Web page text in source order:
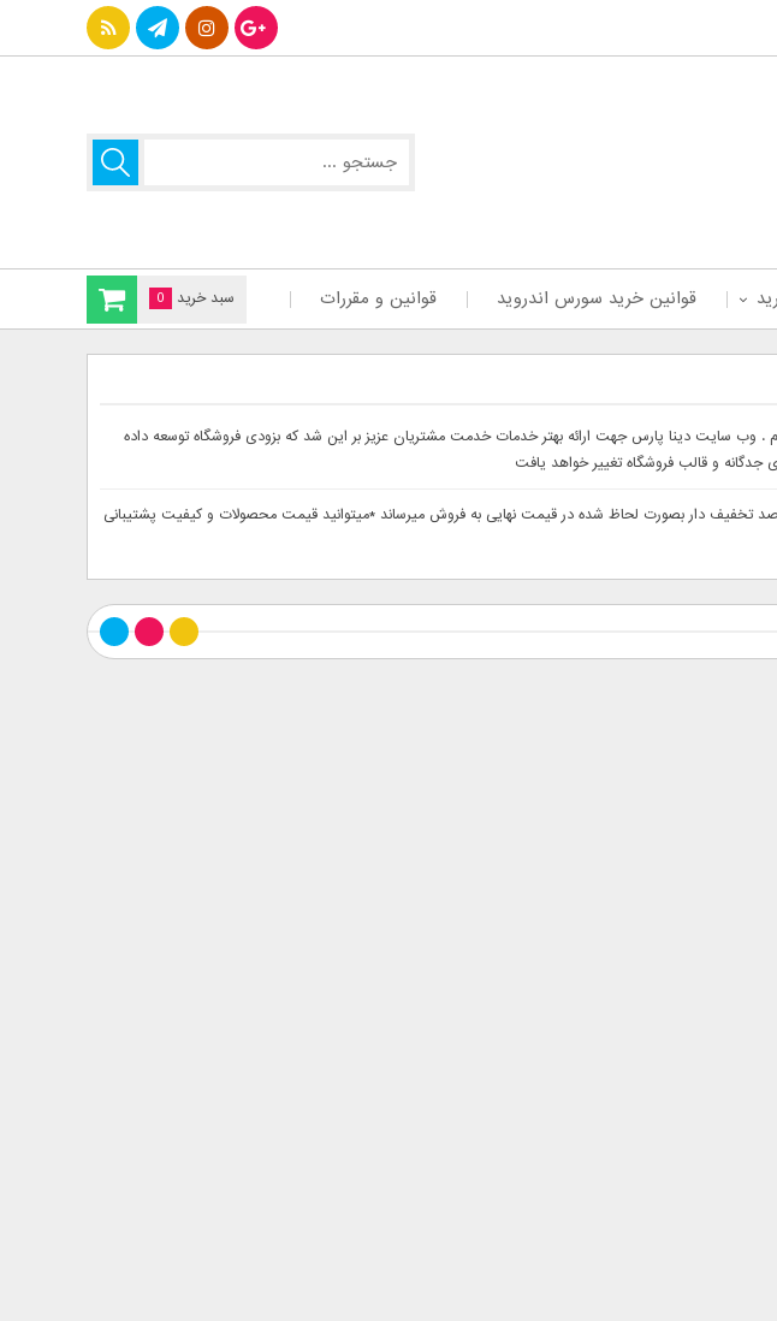
سبد خرید 0 قوانین خرید سورس اندروید قوانین و مقررات
در طول 6 سال گذشته که کنار همراهان بودیم . وب سایت دینا پارس جهت ارائه بهتر خدمات خدمت مشتریان عزیز بر این شد که بزودی فروشگاه توسعه داده
جدگانه و قالب فروشگاه تغییر خواهد یافت
وب سایت دینا پارس جهت ارائه بهتر خدمات خدمت مشتریان عزیز. تمام محصولات خود را از 30تا 60درصد تخفیف دار بصورت لحاظ شده در قیمت نهایی به فروش میرساند *میتوانید قیمت محصولات و کیفیت پشتیبانی